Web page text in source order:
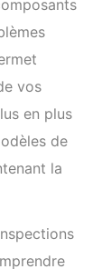
vos
en plus
de
la